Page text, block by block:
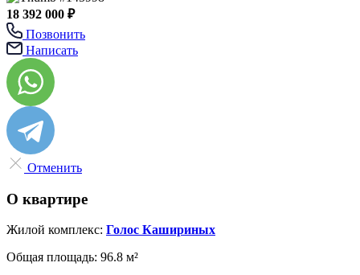
18 392 000 ₽
Позвонить
Написать
Отменить
О квартире
Жилой комплекс: Голос Кашириных
Общая площадь: 96.8 м²